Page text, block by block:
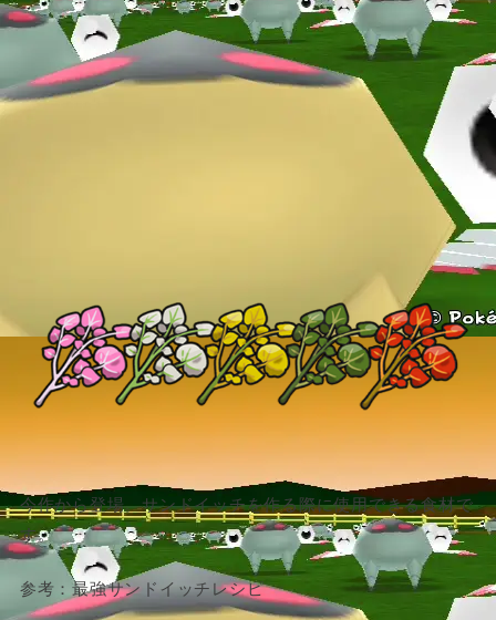
今作から登場。サンドイッチを作る際に使用できる食材で
す。
参考：最強サンドイッチレシピ